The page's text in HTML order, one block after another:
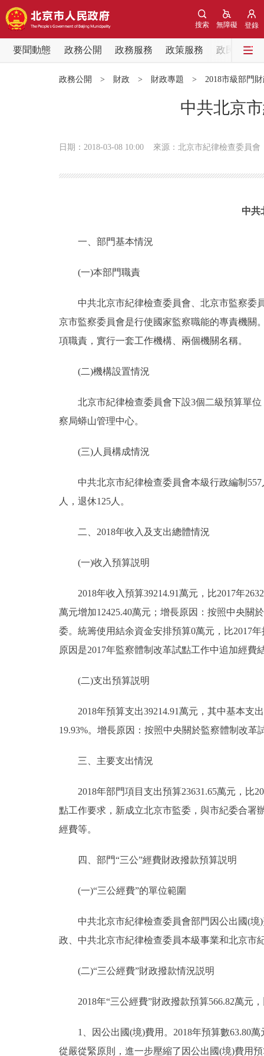
登錄
無障礙
搜索
要聞動態 政務公開 政務服務 政策服務
政民互動
政務服務
仲介服務
政民互動
12345網上接訴即辦
綠色北京
多語種
ENGLISH
DEUTSCH
政務公開 > 財政 > 財政專題 > 2018市級部門
中共北京
日期：2018-03-08 10:00 來源：北京市紀律檢查委員會
中共
一、部門基本情況
(一)本部門職責
中共北京市紀律檢查委員會、北京市監察委員
京市監察委員會是行使國家監察職能的專責機關
項職責，實行一套工作機構、兩個機關名稱。
(二)機構設置情況
北京市紀律檢查委員會下設3個二級預算單位
察局蟒山管理中心。
(三)人員構成情況
中共北京市紀律檢查委員會本級行政編制557
人，退休125人。
二、2018年收入及支出總體情況
(一)收入預算説明
2018年收入預算39214.91萬元，比2017年
萬元增加12425.40萬元；增長原因：按照中央關
委。統籌使用結余資金安排預算0萬元，比2017
原因是2017年監察體制改革試點工作中追加經費
(二)支出預算説明
2018年預算支出39214.91萬元，其中基本支出
19.93%。增長原因：按照中央關於監察體制改
三、主要支出情況
2018年部門項目支出預算23631.65萬元，比
點工作要求，新成立北京市監委，與市紀委合署
經費等。
四、部門“三公”經費財政撥款預算説明
(一)“三公經費”的單位範圍
中共北京市紀律檢查委員會部門因公出國(境)
政、中共北京市紀律檢查委員本級事業和北京市
(二)“三公經費”財政撥款情況説明
2018年“三公經費”財政撥款預算566.82萬元，
1、因公出國(境)費用。2018年預算數63.80萬
從嚴從緊原則，進一步壓縮了因公出國(境)費用